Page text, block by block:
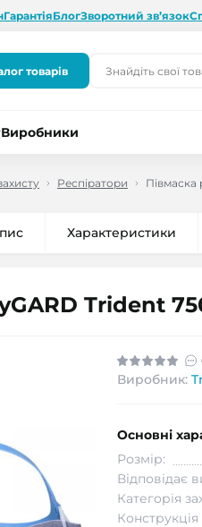
ГарантіяБлогЗворотний зв’язок
товарів
Виробники
Респіратори
Характеристики
Trident
Виробник:
Основні
Розмір:
Відповідає
Категорія
Конструкція